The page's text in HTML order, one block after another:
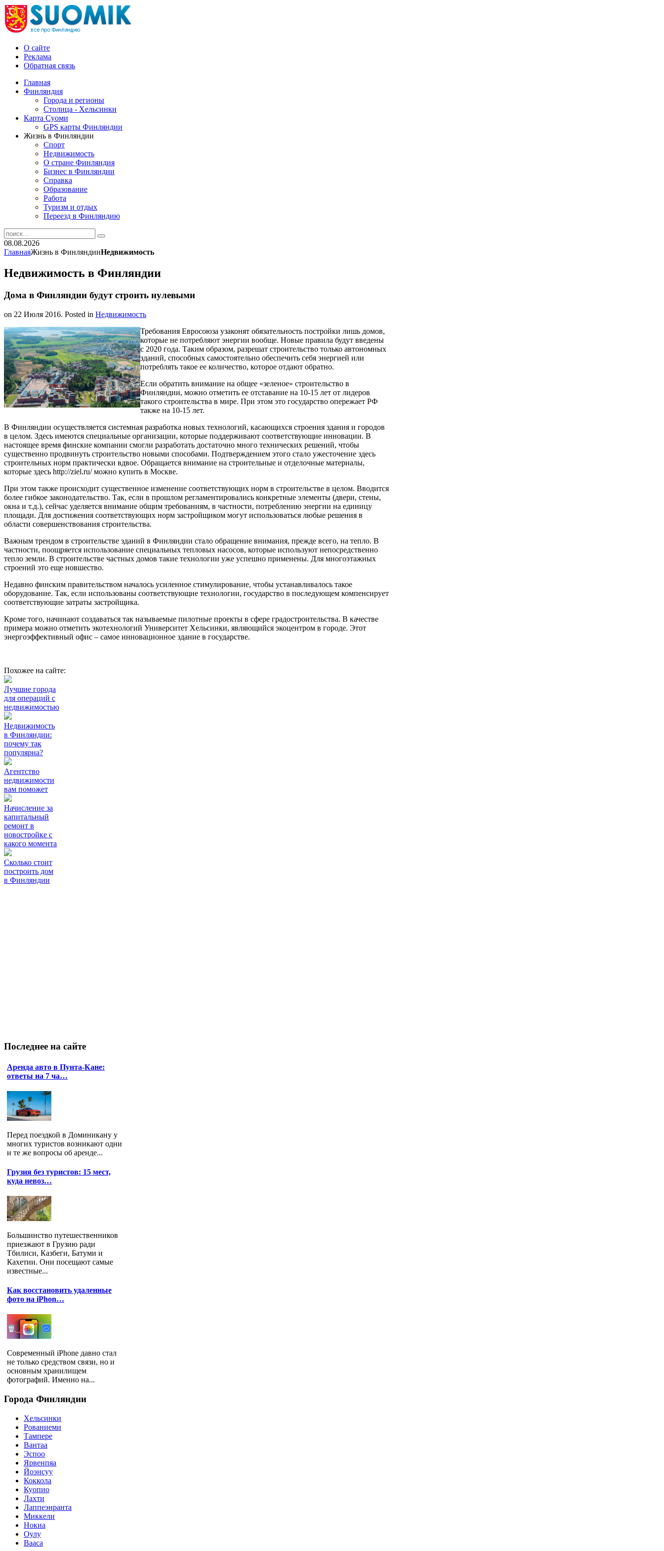
О сайте
Реклама
Обратная связь
Главная
Финляндия
Города и регионы
Столица - Хельсинки
Карта Суоми
GPS карты Финляндии
Жизнь в Финляндии
Спорт
Недвижимость
О стране Финляндия
Бизнес в Финляндии
Справка
Образование
Работа
Туризм и отдых
Переезд в Финляндию
08.08.2026
ГлавнаяЖизнь в ФинляндииНедвижимость
Недвижимость в Финляндии
Дома в Финляндии будут строить нулевыми
on 22 Июля 2016. Posted in Недвижимость
Требования Евросоюза узаконят обязательность постройки лишь домов,
которые не потребляют энергии вообще. Новые правила будут введены
с 2020 года. Таким образом, разрешат строительство только автономных
зданий, способных самостоятельно обеспечить себя энергией или
потреблять такое ее количество, которое отдают обратно.
Если обратить внимание на общее «зеленое» строительство в
Финляндии, можно отметить ее отставание на 10-15 лет от лидеров
такого строительства в мире. При этом это государство опережает РФ
также на 10-15 лет.
В Финляндии осуществляется системная разработка новых технологий, касающихся строения здания и городов
в целом. Здесь имеются специальные организации, которые поддерживают соответствующие инновации. В
настоящее время финские компании смогли разработать достаточно много технических решений, чтобы
существенно продвинуть строительство новыми способами. Подтверждением этого стало ужесточение здесь
строительных норм практически вдвое. Обращается внимание на строительные и отделочные материалы,
которые здесь http://ziel.ru/ можно купить в Москве.
При этом также происходит существенное изменение соответствующих норм в строительстве в целом. Вводится
более гибкое законодательство. Так, если в прошлом регламентировались конкретные элементы (двери, стены,
окна и т.д.), сейчас уделяется внимание общим требованиям, в частности, потреблению энергии на единицу
площади. Для достижения соответствующих норм застройщиком могут использоваться любые решения в
области совершенствования строительства.
Важным трендом в строительстве зданий в Финляндии стало обращение внимания, прежде всего, на тепло. В
частности, поощряется использование специальных тепловых насосов, которые используют непосредственно
тепло земли. В строительстве частных домов такие технологии уже успешно применены. Для многоэтажных
строений это еще новшество.
Недавно финским правительством началось усиленное стимулирование, чтобы устанавливалось такое
оборудование. Так, если использованы соответствующие технологии, государство в последующем компенсирует
соответствующие затраты застройщика.
Кроме того, начинают создаваться так называемые пилотные проекты в сфере градостроительства. В качестве
примера можно отметить экотехнологий Университет Хельсинки, являющийся экоцентром в городе. Этот
энергоэффективный офис – самое инновационное здание в государстве.
Похожее на сайте:
Лучшие города
для операций с
недвижимостью
Недвижимость
в Финляндии:
почему так
популярна?
Агентство
недвижимости
вам поможет
Начисление за
капитальный
ремонт в
новостройке с
какого момента
Сколько стоит
построить дом
в Финляндии
Последнее на сайте
Аренда авто в Пунта-Кане:
ответы на 7 ча…
Перед поездкой в Доминикану у
многих туристов возникают одни
и те же вопросы об аренде...
Грузия без туристов: 15 мест,
куда невоз…
Большинство путешественников
приезжают в Грузию ради
Тбилиси, Казбеги, Батуми и
Кахетии. Они посещают самые
известные...
Как восстановить удаленные
фото на iPhon…
Современный iPhone давно стал
не только средством связи, но и
основным хранилищем
фотографий. Именно на...
Города Финляндии
Хельсинки
Рованиеми
Тампере
Вантаа
Эспоо
Ярвенпяа
Йоэнсуу
Коккола
Куопио
Лахти
Лаппеэнранта
Миккели
Нокиа
Оулу
Вааса